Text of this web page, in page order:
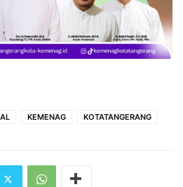
KEMENAG KOTATANGERANG